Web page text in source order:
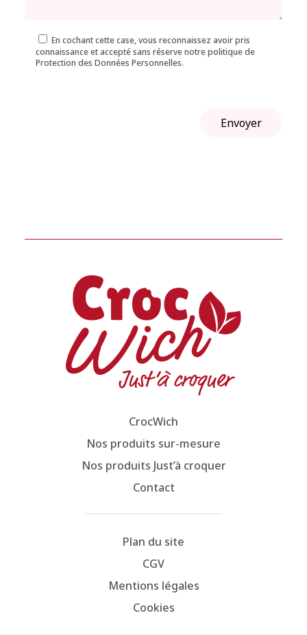
En cochant cette case, vous reconnaissez avoir pris
connaissance et accepté sans réserve notre politique de
Protection des Données Personnelles.
CrocWich
Nos produits sur-mesure
Nos produits Just’à croquer
Contact
Plan du site
CGV
Mentions légales
Cookies